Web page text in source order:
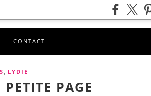
CONTACT
, LYDIE
PAGE